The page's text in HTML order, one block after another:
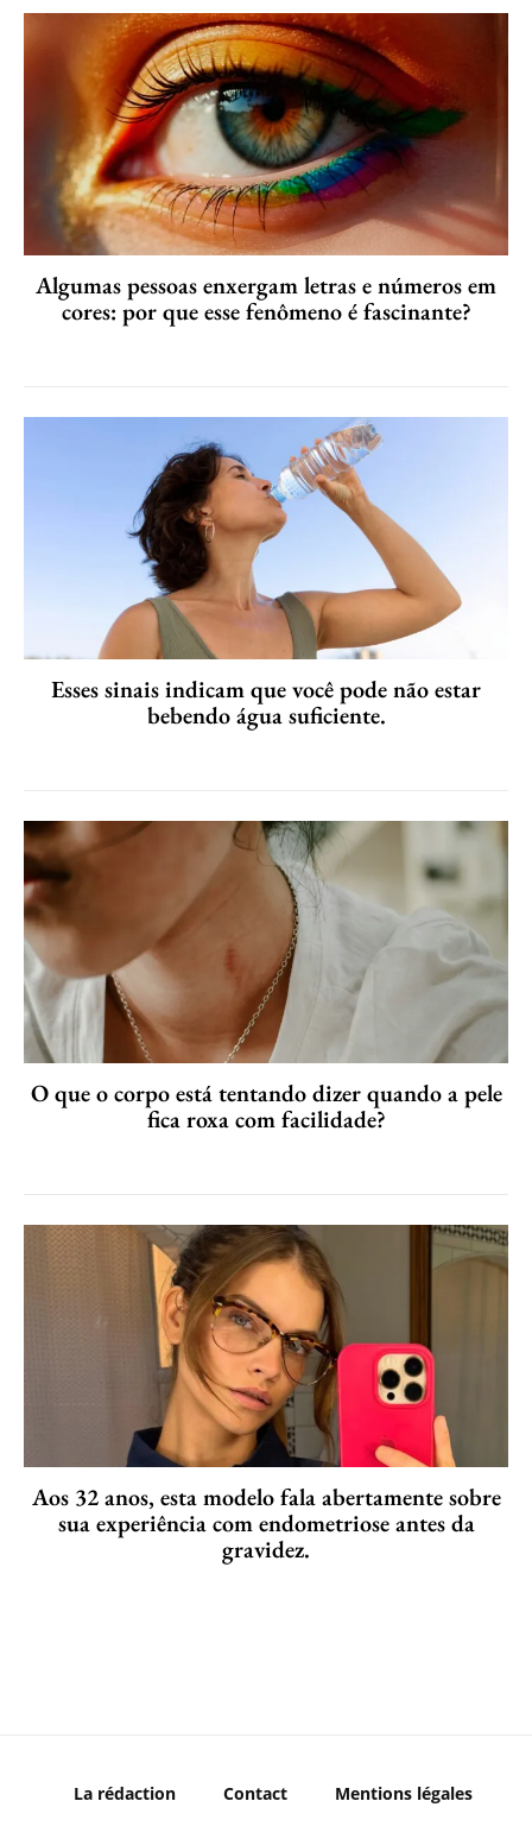
Algumas pessoas enxergam letras e números em
cores: por que esse fenômeno é fascinante?
Esses sinais indicam que você pode não estar
bebendo água suficiente.
O que o corpo está tentando dizer quando a pele
fica roxa com facilidade?
Aos 32 anos, esta modelo fala abertamente sobre
sua experiência com endometriose antes da
gravidez.
La rédaction Contact Mentions légales